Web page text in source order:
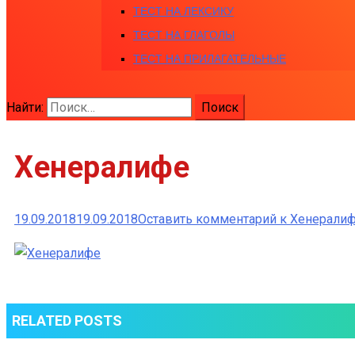
ТЕСТ НА ЛЕКСИКУ
ТЕСТ НА ГЛАГОЛЫ
ТЕСТ НА ПРИЛАГАТЕЛЬНЫЕ
Найти:
Хенералифе
19.09.201819.09.2018Оставить комментарий к
RELATED POSTS